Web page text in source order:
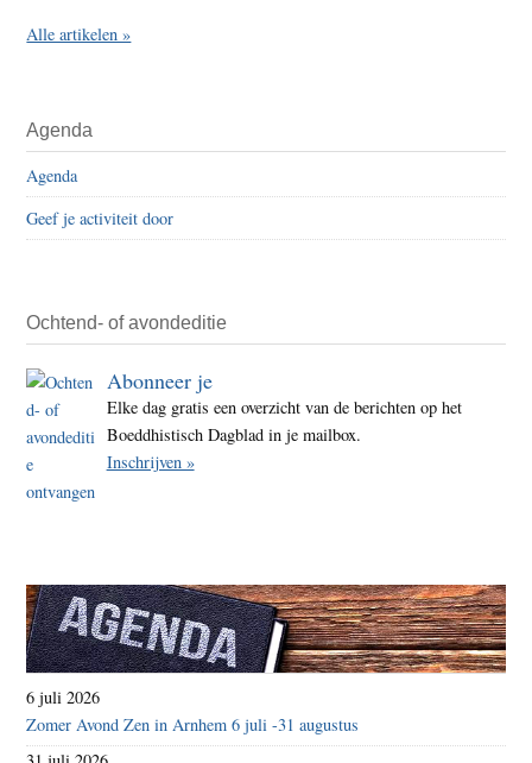
Alle artikelen »
Agenda
Agenda
Geef je activiteit door
Ochtend- of avondeditie
Abonneer je
Elke dag gratis een overzicht van de berichten op het
Boeddhistisch Dagblad in je mailbox.
Inschrijven »
6 juli 2026
Zomer Avond Zen in Arnhem 6 juli -31 augustus